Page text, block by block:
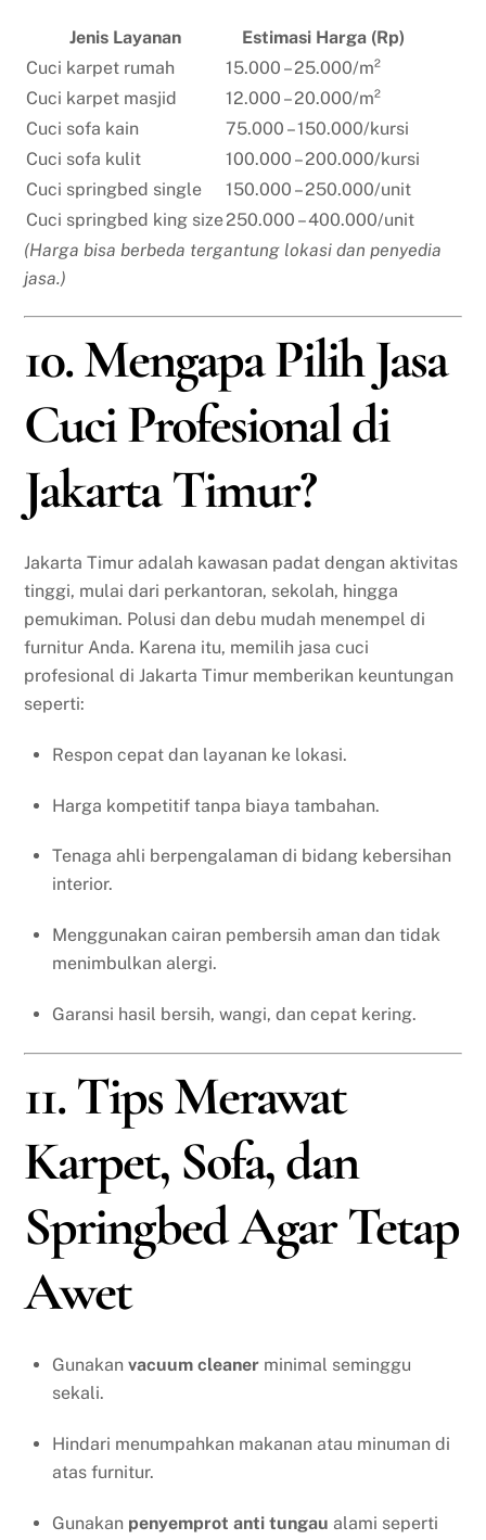
Jenis Layanan
Estimasi Harga (Rp)
Cuci karpet rumah
15.000 – 25.000/m²
Cuci karpet masjid
12.000 – 20.000/m²
Cuci sofa kain
75.000 – 150.000/kursi
Cuci sofa kulit
100.000 – 200.000/kursi
Cuci springbed single
150.000 – 250.000/unit
Cuci springbed king size250.000 – 400.000/unit
(Harga bisa berbeda tergantung lokasi dan penyedia
jasa.)
10. Mengapa Pilih Jasa
Cuci Profesional di
Jakarta Timur?
Jakarta Timur adalah kawasan padat dengan aktivitas
tinggi, mulai dari perkantoran, sekolah, hingga
pemukiman. Polusi dan debu mudah menempel di
furnitur Anda. Karena itu, memilih jasa cuci
profesional di Jakarta Timur memberikan keuntungan
seperti:
Respon cepat dan layanan ke lokasi.
Harga kompetitif tanpa biaya tambahan.
Tenaga ahli berpengalaman di bidang kebersihan
interior.
Menggunakan cairan pembersih aman dan tidak
menimbulkan alergi.
Garansi hasil bersih, wangi, dan cepat kering.
11. Tips Merawat
Karpet, Sofa, dan
Springbed Agar Tetap
Awet
Gunakan vacuum cleaner minimal seminggu
sekali.
Hindari menumpahkan makanan atau minuman di
atas furnitur.
Gunakan penyemprot anti tungau alami seperti